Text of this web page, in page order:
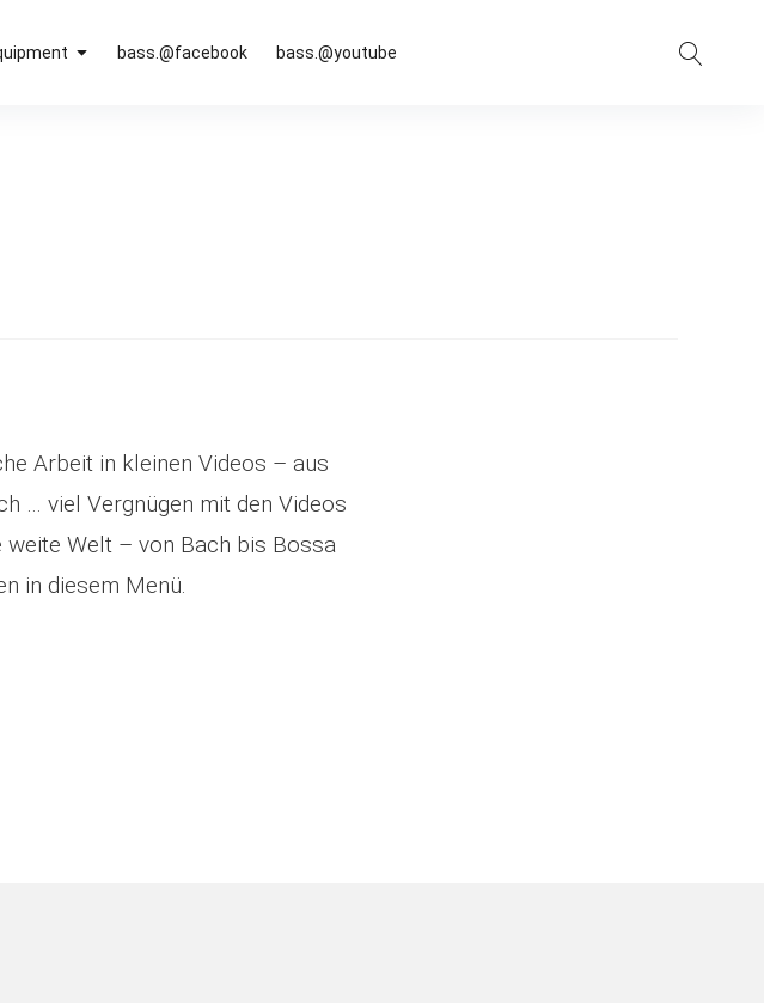
bass.@facebook bass.@youtube
Arbeit in kleinen Videos – aus
… viel Vergnügen mit den Videos
Welt – von Bach bis Bossa
in diesem Menü.